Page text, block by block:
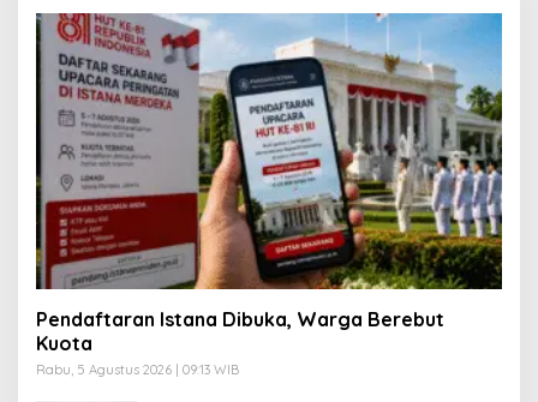
Pendaftaran Istana Dibuka, Warga Berebut
Kuota
Rabu, 5 Agustus 2026 | 09:13 WIB